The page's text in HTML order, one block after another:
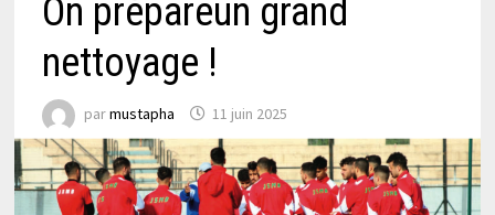
On prépareun grand
nettoyage !
parmustapha 11 juin 2025